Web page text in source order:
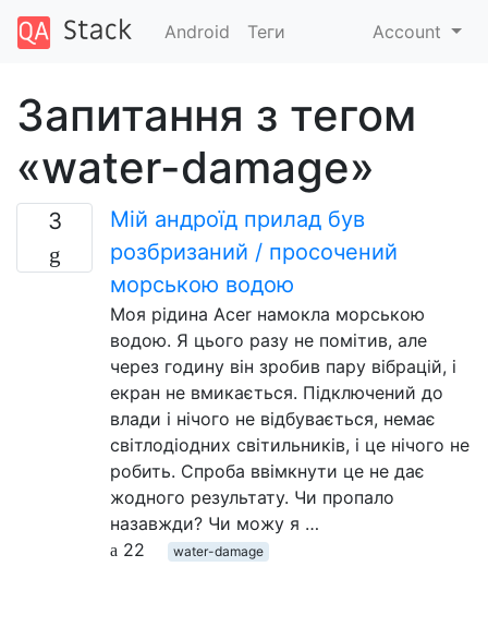
Android Теги Account
Запитання з тегом
«water-damage»
3
Мій андроїд прилад був
розбризаний / просочений
морською водою
Моя рідина Acer намокла морською
водою. Я цього разу не помітив, але
через годину він зробив пару вібрацій, і
екран не вмикається. Підключений до
влади і нічого не відбувається, немає
світлодіодних світильників, і це нічого не
робить. Спроба ввімкнути це не дає
жодного результату. Чи пропало
назавжди? Чи можу я …
22
water-damage